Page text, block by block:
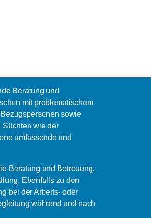
Beratung und
mit problematischem
sowie
Süchten wie der
umfassende und
Beratung und Betreuung,
Ebenfalls zu den
bei der Arbeits- oder
während und nach